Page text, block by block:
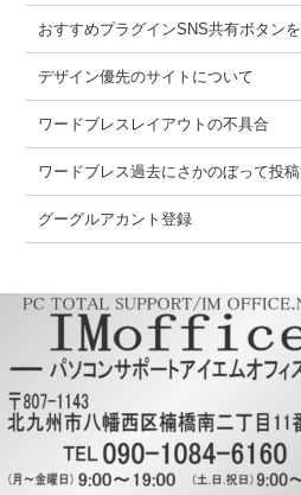
おすすめプラグインSNS共有ボタン
デザイン優先のサイトについて
ワードブレスレイアウトの不具合
ワードブレス過去にさかのぼって投稿
グーグルアカント登録